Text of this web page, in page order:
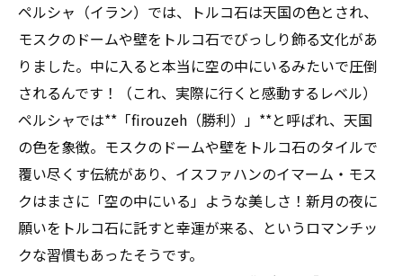
ペルシャ（イラン）では、トルコ石は天国の色とされ、
モスクのドームや壁をトルコ石でびっしり飾る文化があ
りました。中に入ると本当に空の中にいるみたいで圧倒
されるんです！（これ、実際に行くと感動するレベル）
ペルシャでは**「firouzeh（勝利）」**と呼ばれ、天国
の色を象徴。モスクのドームや壁をトルコ石のタイルで
覆い尽くす伝統があり、イスファハンのイマーム・モス
クはまさに「空の中にいる」ような美しさ！新月の夜に
願いをトルコ石に託すと幸運が来る、というロマンチッ
クな習慣もあったそうです。